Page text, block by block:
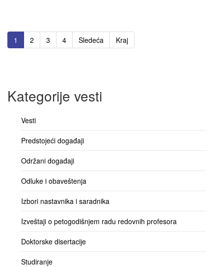
1 2 3 4 Sledeća Kraj
Kategorije vesti
Vesti
Predstojeći događaji
Održani događaji
Odluke i obaveštenja
Izbori nastavnika i saradnika
Izveštaji o petogodišnjem radu redovnih profesora
Doktorske disertacije
Studiranje